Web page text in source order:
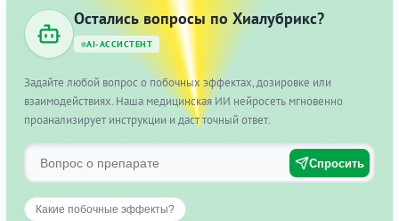
Остались вопросы по Хиалубрикс?
AI-АССИСТЕНТ
Задайте любой вопрос о побочных эффектах, дозировке или
взаимодействиях. Наша медицинская ИИ нейросеть мгновенно
проанализирует инструкции и даст точный ответ.
Спросить
Какие побочные эффекты?